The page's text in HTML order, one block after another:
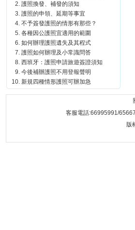
護照換發、補發的須知
護照的申領、延期等事宜
不予簽發護照的情形有那些？
各種因公護照宜適用的範圍
如何辦理護照遺失及其程式
護照如何辦理及小常識問答
西班牙：護照申請旅遊簽證須知
今後補辦護照不用登報聲明
新規四種情形護照可辦加急
客服電話:66995991/
版